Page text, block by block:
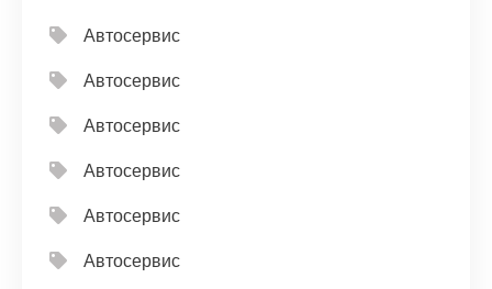
Автосервис
Автосервис
Автосервис
Автосервис
Автосервис
Автосервис